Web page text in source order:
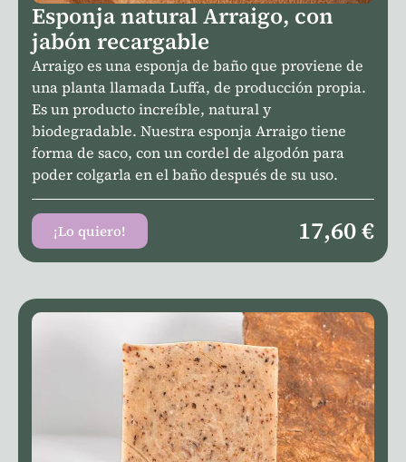
Esponja natural Arraigo, con
jabón recargable
Arraigo es una esponja de baño que proviene de
una planta llamada Luffa, de producción propia.
Es un producto increíble, natural y
biodegradable. Nuestra esponja Arraigo tiene
forma de saco, con un cordel de algodón para
poder colgarla en el baño después de su uso.
¡Lo quiero! 17,60€